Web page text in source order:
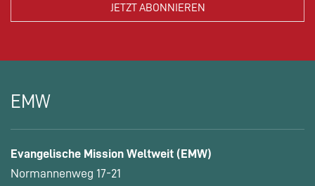
EMW
Evangelische Mission Weltweit (EMW)
Normannenweg 17-21